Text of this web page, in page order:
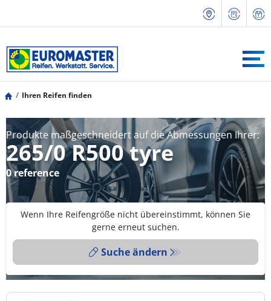
Ihren Reifen finden
Produkte maßgeschneidert auf die Abmessungen Ihrer:
265/0 R500 tyre
0 reference
Wenn Ihre Reifengröße nicht übereinstimmt, können Sie
gerne erneut suchen.
Suche ändern